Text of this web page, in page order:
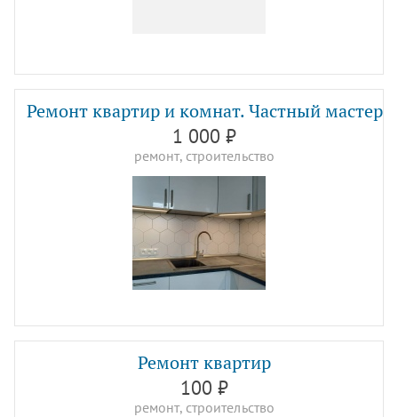
Ремонт квартир и комнат. Частный мастер
1 000 ₽
ремонт, строительство
Ремонт квартир
100 ₽
ремонт, строительство